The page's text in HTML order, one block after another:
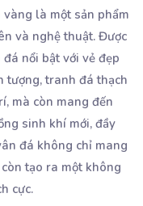
là một sản phẩm
và nghệ thuật. Được
nổi bật với vẻ đẹp
tượng, tranh đá thạch
mà còn mang đến
sinh khí mới, đầy
đá không chỉ mang
tạo ra một không
cực.